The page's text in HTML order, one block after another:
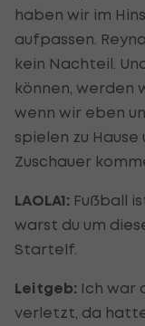
haben wir im
aufpassen.
kein Nachteil.
können, werden
wenn wir eben
spielen zu
Zuschauer
LAOLA1: Fußball
warst du um
Startelf.
Leitgeb: Ich war
verletzt, da